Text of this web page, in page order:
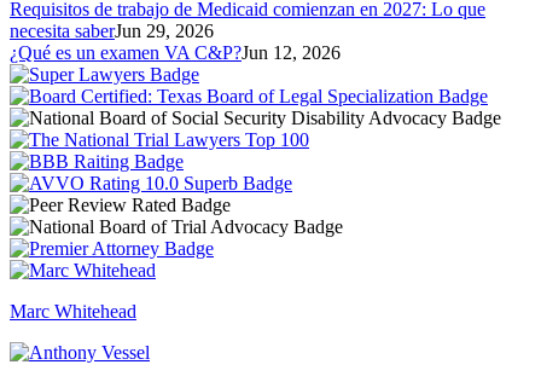
Requisitos de trabajo de Medicaid comienzan en 2027: Lo que
necesita saberJun 29, 2026
¿Qué es un examen VA C&P?Jun 12, 2026
Marc Whitehead